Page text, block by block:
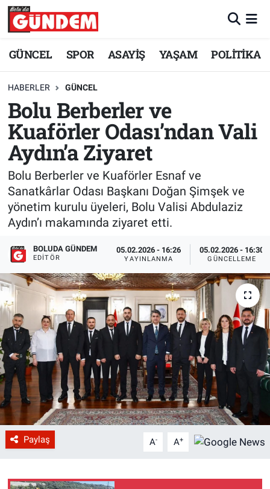
GÜNCEL SPOR ASAYİŞ YAŞAM POLİTİKA
HABERLER GÜNCEL
Bolu Berberler ve
Kuaförler Odası’ndan Vali
Aydın’a Ziyaret
Bolu Berberler ve Kuaförler Esnaf ve
Sanatkârlar Odası Başkanı Doğan Şimşek ve
yönetim kurulu üyeleri, Bolu Valisi Abdulaziz
Aydın’ı makamında ziyaret etti.
BOLUDA GÜNDEM
EDITÖR
05.02.2026 - 16:26
YAYINLANMA
05.02.2026 - 16:30
GÜNCELLEME
Paylaş A- A+
Merkez Nöbetçi Eczaneler
Merkez Trafik Yoğunluk Haritası
Süper Lig Puan Durumu ve Fikstür
Tüm Manşetler
Son Dakika Haberleri
Haber Arşivi